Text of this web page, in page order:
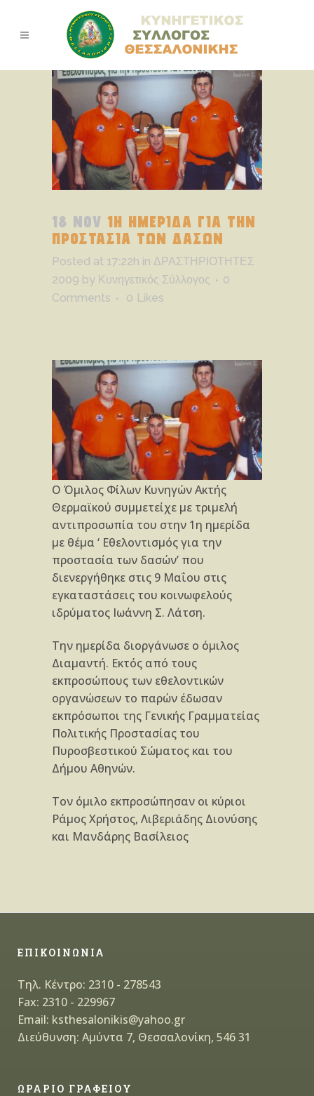
18 NOV 1Η ΗΜΕΡΙΔΑ ΓΙΑ ΤΗΝ
ΠΡΟΣΤΑΣΙΑ ΤΩΝ ΔΑΣΩΝ
Posted at 17:22h in ΔΡΑΣΤΗΡΙΟΤΗΤΕΣ
2009 by Κυνηγετικός Σύλλογος
0
Comments
0 Likes
Ο Όμιλος Φίλων Κυνηγών Ακτής
Θερμαϊκού συμμετείχε με τριμελή
αντιπροσωπία του στην 1η ημερίδα
με θέμα ‘ Εθελοντισμός για την
προστασία των δασών’ που
διενεργήθηκε στις 9 Μαΐου στις
εγκαταστάσεις του κοινωφελούς
ιδρύματος Ιωάννη Σ. Λάτση.
Την ημερίδα διοργάνωσε ο όμιλος
Διαμαντή. Εκτός από τους
εκπροσώπους των εθελοντικών
οργανώσεων το παρών έδωσαν
εκπρόσωποι της Γενικής Γραμματείας
Πολιτικής Προστασίας του
Πυροσβεστικού Σώματος και του
Δήμου Αθηνών.
Τον όμιλο εκπροσώπησαν οι κύριοι
Ράμος Χρήστος, Λιβεριάδης Διονύσης
και Μανδάρης Βασίλειος
ΕΠΙΚΟΙΝΩΝΙΑ
Τηλ. Κέντρο: 2310 - 278543
Fax: 2310 - 229967
Email: ksthesalonikis@yahoo.gr
Διεύθυνση: Αμύντα 7, Θεσσαλονίκη, 546 31
ΩΡΑΡΙΟ ΓΡΑΦΕΙΟΥ